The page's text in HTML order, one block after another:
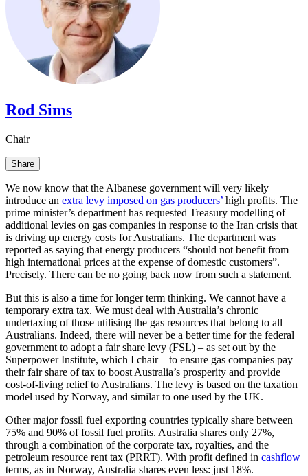
Rod Sims​​​​‌ ‍ ​‍​‍‌‍ ‌ ​‍‌‍‍‌‌‍‌ ‌‍‍‌‌‍ ‍​‍​‍​ ‍‍​‍​‍‌ ​ ‌‍​‌‌‍ ‍‌‍‍‌‌ ‌​‌ ‍‌​‍ ‍‌‍‍‌‌‍ ​‍​‍​‍ ​​‍​‍‌‍‍​‌ ​‍‌‍‌‌‌‍‌‍​‍​‍​ ‍‍​‍​‍‌‍‍​‌ ‌​‌ ‌​‌ ​​​ ‍‍​‍ ​‍ ‌‍ ​‌‍ ‌‍​ ‌‍​‌‌‍ ​‌‍‍​‌‍ ‌ ​ ‌ ‌​​ ‍‍​ ​ ​ ​ ​ ​ ​ ​ ​‍ ‌‍‍‌‌‍ ‍‌ ‌​‌‍‌‌‌‍ ‍‌ ‌​​‍ ‌‍‌‌‌‍‌​‌‍‍‌‌ ‌​​‍ ‌‍ ‌‌‍ ‌‍‌​‌‍‌‌​ ‌‌ ​​‌ ​‍‌‍‌‌‌ ​ ‌‍‌‌‌‍ ‍‌ ‌​‌‍​‌‌ ‌​‌‍‍‌‌‍ ‌‍ ‍​ ‍ ‌‍‍‌‌‍‌​​ ‌​ ‌‌​ ‍​​ ‌‌​ ​‍‌‍‌​​ ‍‌​ ‌‍​ ‍​​‍ ‌​ ‍​​ ‍‌‌‍​‍​ ‌ ​‍ ‌​ ‌​​ ‍​​ ‌​‌‍‌‍​‍ ‌‌‍​‍​ ​‍​ ‍​​ ‌‍​‍ ‌​ ‍‌​ ‌‌​ ​‌‌‍​ ‌‍​‌​ ​ ​ ‍​​ ​‍‌‍​ ​ ​‌​ ‌​​ ‍‌​ ‍ ‌ ‌​‌ ‍‌‌ ​​‌‍‌‌​ ‌‌‍​‌‌ ‌‌‌ ‌​‌‍‍​‌‍ ‌ ​‍​ ‍ ‌ ​​‌‍​‌‌ ‌​‌‍‍​​ ‌‌‍ ‍‌‍​‌‌‍ ‌‌‍‌‌​ ‌‍​‍‌‍​‌‌ ​ ‌‍‌‌‌‌‌‌‌ ​‍‌‍ ​​ ‌‌‍‍​‌ ‌​‌ ‌​‌ ​​​‍‌‌​ ​ ‌​​‌​‍‌‌​ ​‍‌​‌‍​‍‌‌​ ​‍‌​‌‍‌‍ ​‌‍ ‌‍​ ‌‍​‌‌‍ ​‌‍‍​‌‍ ‌ ​ ‌ ‌​​‍‌‌​ ​ ‌​​‌​ ​ ​ ​ ​ ​ ​ ​ ​‍‌‍‌‍‍‌‌‍‌​​ ‌​ ‌‌​ ‍​​ ‌‌​ ​‍‌‍‌​​ ‍‌​ ‌‍​ ‍​​‍ ‌​ ‍​​ ‍‌‌‍​‍​ ‌ ​‍ ‌​ ‌​​ ‍​​ ‌​‌‍‌‍​‍ ‌‌‍​‍​ ​‍​ ‍​​ ‌‍​‍ ‌​ ‍‌​ ‌‌​ ​‌‌‍​ ‌‍​‌​ ​ ​ ‍​​ ​‍‌‍​ ​ ​‌​ ‌​​ ‍‌​‍‌‍‌ ‌​‌ ‍‌‌ ​​‌‍‌‌​ ‌‌‍​‌‌ ‌‌‌ ‌​‌‍‍​‌‍ ‌ ​‍​‍‌‍‌ ​​‌‍​‌‌ ‌​‌‍‍​​ ‌‌‍ ‍‌‍​‌‌‍ ‌‌‍‌‌​‍‌‍‌ ​​‌‍‌‌‌ ​‍‌ ​ ‌ ​​‌‍‌‌‌‍​ ‌ ‌​‌‍‍‌‌ ‌‍‌‍‌‌​ ‌‌ ​​‌ ‌‌‌‍​‍‌‍ ​‌‍‍‌‌ ​ ‌‍‍​‌‍‌‌‌‍‌​​‍​‍‌ ‌
Chair​​​​‌ ‍ ​‍​‍‌‍ ‌ ​‍‌‍‍‌‌‍‌ ‌‍‍‌‌‍ ‍​‍​‍​ ‍‍​‍​‍‌ ​ ‌‍​‌‌‍ ‍‌‍‍‌‌ ‌​‌ ‍‌​‍ ‍‌‍‍‌‌‍ ​‍​‍​‍ ​​‍​‍‌‍‍​‌ ​‍‌‍‌‌‌‍‌‍​‍​‍​ ‍‍​‍​‍‌‍‍​‌ ‌​‌ ‌​‌ ​​​ ‍‍​‍ ​‍ ‌‍ ​‌‍ ‌‍​ ‌‍​‌‌‍ ​‌‍‍​‌‍ ‌ ​ ‌ ‌​​ ‍‍​ ​ ​ ​ ​ ​ ​ ​ ​‍ ‌‍‍‌‌‍ ‍‌ ‌​‌‍‌‌‌‍ ‍‌ ‌​​‍ ‌‍‌‌‌‍‌​‌‍‍‌‌ ‌​​‍ ‌‍ ‌‌‍ ‌‍‌​‌‍‌‌​ ‌‌ ​​‌ ​‍‌‍‌‌‌ ​ ‌‍‌‌‌‍ ‍‌ ‌​‌‍​‌‌ ‌​‌‍‍‌‌‍ ‌‍ ‍​ ‍ ‌‍‍‌‌‍‌​​ ‌​ ‌‌​ ‍​​ ‌‌​ ​‍‌‍‌​​ ‍‌​ ‌‍​ ‍​​‍ ‌​ ‍​​ ‍‌‌‍​‍​ ‌ ​‍ ‌​ ‌​​ ‍​​ ‌​‌‍‌‍​‍ ‌‌‍​‍​ ​‍​ ‍​​ ‌‍​‍ ‌​ ‍‌​ ‌‌​ ​‌‌‍​ ‌‍​‌​ ​ ​ ‍​​ ​‍‌‍​ ​ ​‌​ ‌​​ ‍‌​ ‍ ‌ ‌​‌ ‍‌‌ ​​‌‍‌‌​ ‌‌‍​‌‌ ‌‌‌ ‌​‌‍‍​‌‍ ‌ ​‍​ ‍ ‌ ​​‌‍​‌‌ ‌​‌‍‍​​ ‌‌ ‌​‌‍‍‌‌ ‌​‌‍ ​‌‍‌‌​ ‌‍​‍‌‍​‌‌ ​ ‌‍‌‌‌‌‌‌‌ ​‍‌‍ ​​ ‌‌‍‍​‌ ‌​‌ ‌​‌ ​​​‍‌‌​ ​ ‌​​‌​‍‌‌​ ​‍‌​‌‍​‍‌‌​ ​‍‌​‌‍‌‍ ​‌‍ ‌‍​ ‌‍​‌‌‍ ​‌‍‍​‌‍ ‌ ​ ‌ ‌​​‍‌‌​ ​ ‌​​‌​ ​ ​ ​ ​ ​ ​ ​ ​‍‌‍‌‍‍‌‌‍‌​​ ‌​ ‌‌​ ‍​​ ‌‌​ ​‍‌‍‌​​ ‍‌​ ‌‍​ ‍​​‍ ‌​ ‍​​ ‍‌‌‍​‍​ ‌ ​‍ ‌​ ‌​​ ‍​​ ‌​‌‍‌‍​‍ ‌‌‍​‍​ ​‍​ ‍​​ ‌‍​‍ ‌​ ‍‌​ ‌‌​ ​‌‌‍​ ‌‍​‌​ ​ ​ ‍​​ ​‍‌‍​ ​ ​‌​ ‌​​ ‍‌​‍‌‍‌ ‌​‌ ‍‌‌ ​​‌‍‌‌​ ‌‌‍​‌‌ ‌‌‌ ‌​‌‍‍​‌‍ ‌ ​‍​‍‌‍‌ ​​‌‍​‌‌ ‌​‌‍‍​​ ‌‌ ‌​‌‍‍‌‌ ‌​‌‍ ​‌‍‌‌​‍‌‍‌ ​​‌‍‌‌‌ ​‍‌ ​ ‌ ​​‌‍‌‌‌‍​ ‌ ‌​‌‍‍‌‌ ‌‍‌‍‌‌​ ‌‌ ​​‌ ‌‌‌‍​‍‌‍ ​‌‍‍‌‌ ​ ‌‍‍​‌‍‌‌‌‍‌​​‍​‍‌ ‌
Share
We now know that the Albanese government will very likely
introduce an ​​​​‌ ‍ ​‍​‍‌‍ ‌ ​‍‌‍‍‌‌‍‌ ‌‍‍‌‌‍ ‍​‍​‍​ ‍‍​‍​‍‌ ​ ‌‍​‌‌‍ ‍‌‍‍‌‌ ‌​‌ ‍‌​‍ ‍‌‍‍‌‌‍ ​‍​‍​‍ ​​‍​‍‌‍‍​‌ ​‍‌‍‌‌‌‍‌‍​‍​‍​ ‍‍​‍​‍‌‍‍​‌ ‌​‌ ‌​‌ ​​​ ‍‍​‍ ​‍ ‌‍ ​‌‍ ‌‍​ ‌‍​‌‌‍ ​‌‍‍​‌‍ ‌ ​ ‌ ‌​​ ‍‍​ ​ ​ ​ ​ ​ ​ ​ ​‍ ‌‍‍‌‌‍ ‍‌ ‌​‌‍‌‌‌‍ ‍‌ ‌​​‍ ‌‍‌‌‌‍‌​‌‍‍‌‌ ‌​​‍ ‌‍ ‌‌‍ ‌‍‌​‌‍‌‌​ ‌‌ ​​‌ ​‍‌‍‌‌‌ ​ ‌‍‌‌‌‍ ‍‌ ‌​‌‍​‌‌ ‌​‌‍‍‌‌‍ ‌‍ ‍​ ‍ ‌‍‍‌‌‍‌​​ ‌​ ​​​ ​‍‌‍​ ​ ‌ ‌‍‌​​ ‌‍‌‍​ ​ ‍‌​‍ ‌​ ‌​‌‍‌‍​ ​​​ ‌‌​‍ ‌​ ‌​​ ​‌​ ‌‍​ ‌ ​‍ ‌‌‍​‍‌‍​‍​ ‌‌​ ‌‍​‍ ‌‌‍​‍​ ​‍​ ​‌‌‍‌‍‌‍​‌‌‍​ ​ ‌‍‌‍‌‍‌‍​‍​ ​‍​ ‌‍​ ​​​ ‍ ‌ ‌​‌ ‍‌‌ ​​‌‍‌‌​ ‌‌‍ ‍‌‍‌‌‌ ‌ ‌ ​ ​ ‍ ‌ ​​‌‍​‌‌ ‌​‌‍‍​​ ‌‌‍​ ‌‍ ‌‍ ‍‌ ‌​‌‍‌‌‌‍ ‍‌ ‌​​‍‌‌​ ‌‌‌​​‍‌‌ ‌‍‍ ‌‍‌‌‌ ‍‌​‍‌‌​ ​ ‌​‌​​‍‌‌​ ​ ‌​‌​​‍‌‌​ ​‍​ ​‍​ ‌‌‌‍‌​​ ​‍‌‍​‌​ ‌‍​ ​‌‌‍‌‍‌‍​‍​ ‍‌​ ​​‌‍‌​​ ​ ​‍‌‌​ ​‍​ ​‍​‍‌‌​ ‌‌‌​‌​​‍ ‍‌‍​ ‌‍‍​‌‍‍‌‌‍ ​‌‍‌​‌ ​‍‌‍‌‌‌‍ ‍​‍‌‌​ ‌‌‌​​‍‌‌ ‌‍‍ ‌‍‌‌‌ ‍‌​‍‌‌​ ​ ‌​‌​​‍‌‌​ ​ ‌​‌​​‍‌‌​ ​‍​ ​‍​ ​‌​ ‌​​ ​‍​ ‌ ​ ‌ ​ ‌​‌‍‌‍​ ‌ ​ ‌‍‌‍‌​​ ‌‌​ ‍​​‍‌‌​ ​‍​ ​‍​‍‌‌​ ‌‌‌​‌​​‍ ‍‌ ‌​‌‍‌‌‌ ‍​‌ ‌​​ ‌‍​‍‌‍​‌‌ ​ ‌‍‌‌‌‌‌‌‌ ​‍‌‍ ​​ ‌‌‍‍​‌ ‌​‌ ‌​‌ ​​​‍‌‌​ ​ ‌​​‌​‍‌‌​ ​‍‌​‌‍​‍‌‌​ ​‍‌​‌‍‌‍ ​‌‍ ‌‍​ ‌‍​‌‌‍ ​‌‍‍​‌‍ ‌ ​ ‌ ‌​​‍‌‌​ ​ ‌​​‌​ ​ ​ ​ ​ ​ ​ ​ ​‍‌‍‌‍‍‌‌‍‌​​ ‌​ ​​​ ​‍‌‍​ ​ ‌ ‌‍‌​​ ‌‍‌‍​ ​ ‍‌​‍ ‌​ ‌​‌‍‌‍​ ​​​ ‌‌​‍ ‌​ ‌​​ ​‌​ ‌‍​ ‌ ​‍ ‌‌‍​‍‌‍​‍​ ‌‌​ ‌‍​‍ ‌‌‍​‍​ ​‍​ ​‌‌‍‌‍‌‍​‌‌‍​ ​ ‌‍‌‍‌‍‌‍​‍​ ​‍​ ‌‍​ ​​​‍‌‍‌ ‌​‌ ‍‌‌ ​​‌‍‌‌​ ‌‌‍ ‍‌‍‌‌‌ ‌ ‌ ​ ​‍‌‍‌ ​​‌‍​‌‌ ‌​‌‍‍​​ ‌‌‍​ ‌‍ ‌‍ ‍‌ ‌​‌‍‌‌‌‍ ‍‌ ‌​​‍‌‌​ ‌‌‌​​‍‌‌ ‌‍‍ ‌‍‌‌‌ ‍‌​‍‌‌​ ​ ‌​‌​​‍‌‌​ ​ ‌​‌​​‍‌‌​ ​‍​ ​‍​ ‌‌‌‍‌​​ ​‍‌‍​‌​ ‌‍​ ​‌‌‍‌‍‌‍​‍​ ‍‌​ ​​‌‍‌​​ ​ ​‍‌‌​ ​‍​ ​‍​‍‌‌​ ‌‌‌​‌​​‍ ‍‌‍​ ‌‍‍​‌‍‍‌‌‍ ​‌‍‌​‌ ​‍‌‍‌‌‌‍ ‍​‍‌‌​ ‌‌‌​​‍‌‌ ‌‍‍ ‌‍‌‌‌ ‍‌​‍‌‌​ ​ ‌​‌​​‍‌‌​ ​ ‌​‌​​‍‌‌​ ​‍​ ​‍​ ​‌​ ‌​​ ​‍​ ‌ ​ ‌ ​ ‌​‌‍‌‍​ ‌ ​ ‌‍‌‍‌​​ ‌‌​ ‍​​‍‌‌​ ​‍​ ​‍​‍‌‌​ ‌‌‌​‌​​‍ ‍‌ ‌​‌‍‌‌‌ ‍​‌ ‌​​‍‌‍‌ ​​‌‍‌‌‌ ​‍‌ ​ ‌ ​​‌‍‌‌‌‍​ ‌ ‌​‌‍‍‌‌ ‌‍‌‍‌‌​ ‌‌ ​​‌ ‌‌‌‍​‍‌‍ ​‌‍‍‌‌ ​ ‌‍‍​‌‍‌‌‌‍‌​​‍​‍‌ ‌ extra levy imposed on gas producers’​​​​‌ ‍ ​‍​‍‌‍ ‌ ​‍‌‍‍‌‌‍‌ ‌‍‍‌‌‍ ‍​‍​‍​ ‍‍​‍​‍‌ ​ ‌‍​‌‌‍ ‍‌‍‍‌‌ ‌​‌ ‍‌​‍ ‍‌‍‍‌‌‍ ​‍​‍​‍ ​​‍​‍‌‍‍​‌ ​‍‌‍‌‌‌‍‌‍​‍​‍​ ‍‍​‍​‍‌‍‍​‌ ‌​‌ ‌​‌ ​​​ ‍‍​‍ ​‍ ‌‍ ​‌‍ ‌‍​ ‌‍​‌‌‍ ​‌‍‍​‌‍ ‌ ​ ‌ ‌​​ ‍‍​ ​ ​ ​ ​ ​ ​ ​ ​‍ ‌‍‍‌‌‍ ‍‌ ‌​‌‍‌‌‌‍ ‍‌ ‌​​‍ ‌‍‌‌‌‍‌​‌‍‍‌‌ ‌​​‍ ‌‍ ‌‌‍ ‌‍‌​‌‍‌‌​ ‌‌ ​​‌ ​‍‌‍‌‌‌ ​ ‌‍‌‌‌‍ ‍‌ ‌​‌‍​‌‌ ‌​‌‍‍‌‌‍ ‌‍ ‍​ ‍ ‌‍‍‌‌‍‌​​ ‌​ ​​​ ​‍‌‍​ ​ ‌ ‌‍‌​​ ‌‍‌‍​ ​ ‍‌​‍ ‌​ ‌​‌‍‌‍​ ​​​ ‌‌​‍ ‌​ ‌​​ ​‌​ ‌‍​ ‌ ​‍ ‌‌‍​‍‌‍​‍​ ‌‌​ ‌‍​‍ ‌‌‍​‍​ ​‍​ ​‌‌‍‌‍‌‍​‌‌‍​ ​ ‌‍‌‍‌‍‌‍​‍​ ​‍​ ‌‍​ ​​​ ‍ ‌ ‌​‌ ‍‌‌ ​​‌‍‌‌​ ‌‌‍ ‍‌‍‌‌‌ ‌ ‌ ​ ​ ‍ ‌ ​​‌‍​‌‌ ‌​‌‍‍​​ ‌‌‍​ ‌‍ ‌‍ ‍‌ ‌​‌‍‌‌‌‍ ‍‌ ‌​​‍‌‌​ ‌‌‌​​‍‌‌ ‌‍‍ ‌‍‌‌‌ ‍‌​‍‌‌​ ​ ‌​‌​​‍‌‌​ ​ ‌​‌​​‍‌‌​ ​‍​ ​‍​ ‌‌‌‍‌​​ ​‍‌‍​‌​ ‌‍​ ​‌‌‍‌‍‌‍​‍​ ‍‌​ ​​‌‍‌​​ ​ ​‍‌‌​ ​‍​ ​‍​‍‌‌​ ‌‌‌​‌​​‍ ‍‌‍​ ‌‍‍​‌‍‍‌‌‍ ​‌‍‌​‌ ​‍‌‍‌‌‌‍ ‍​‍‌‌​ ‌‌‌​​‍‌‌ ‌‍‍ ‌‍‌‌‌ ‍‌​‍‌‌​ ​ ‌​‌​​‍‌‌​ ​ ‌​‌​​‍‌‌​ ​‍​ ​‍‌‍‌‍‌‍‌‌​ ​‌​ ‌‌‌‍‌​​ ‍​​ ‌​​ ‌​​ ‌‌​ ​‍‌‍​‌‌‍​‌​‍‌‌​ ​‍​ ​‍​‍‌‌​ ‌‌‌​‌​​‍ ‍‌ ‌​‌‍‌‌‌ ‍​‌ ‌​​ ‌‍​‍‌‍​‌‌ ​ ‌‍‌‌‌‌‌‌‌ ​‍‌‍ ​​ ‌‌‍‍​‌ ‌​‌ ‌​‌ ​​​‍‌‌​ ​ ‌​​‌​‍‌‌​ ​‍‌​‌‍​‍‌‌​ ​‍‌​‌‍‌‍ ​‌‍ ‌‍​ ‌‍​‌‌‍ ​‌‍‍​‌‍ ‌ ​ ‌ ‌​​‍‌‌​ ​ ‌​​‌​ ​ ​ ​ ​ ​ ​ ​ ​‍‌‍‌‍‍‌‌‍‌​​ ‌​ ​​​ ​‍‌‍​ ​ ‌ ‌‍‌​​ ‌‍‌‍​ ​ ‍‌​‍ ‌​ ‌​‌‍‌‍​ ​​​ ‌‌​‍ ‌​ ‌​​ ​‌​ ‌‍​ ‌ ​‍ ‌‌‍​‍‌‍​‍​ ‌‌​ ‌‍​‍ ‌‌‍​‍​ ​‍​ ​‌‌‍‌‍‌‍​‌‌‍​ ​ ‌‍‌‍‌‍‌‍​‍​ ​‍​ ‌‍​ ​​​‍‌‍‌ ‌​‌ ‍‌‌ ​​‌‍‌‌​ ‌‌‍ ‍‌‍‌‌‌ ‌ ‌ ​ ​‍‌‍‌ ​​‌‍​‌‌ ‌​‌‍‍​​ ‌‌‍​ ‌‍ ‌‍ ‍‌ ‌​‌‍‌‌‌‍ ‍‌ ‌​​‍‌‌​ ‌‌‌​​‍‌‌ ‌‍‍ ‌‍‌‌‌ ‍‌​‍‌‌​ ​ ‌​‌​​‍‌‌​ ​ ‌​‌​​‍‌‌​ ​‍​ ​‍​ ‌‌‌‍‌​​ ​‍‌‍​‌​ ‌‍​ ​‌‌‍‌‍‌‍​‍​ ‍‌​ ​​‌‍‌​​ ​ ​‍‌‌​ ​‍​ ​‍​‍‌‌​ ‌‌‌​‌​​‍ ‍‌‍​ ‌‍‍​‌‍‍‌‌‍ ​‌‍‌​‌ ​‍‌‍‌‌‌‍ ‍​‍‌‌​ ‌‌‌​​‍‌‌ ‌‍‍ ‌‍‌‌‌ ‍‌​‍‌‌​ ​ ‌​‌​​‍‌‌​ ​ ‌​‌​​‍‌‌​ ​‍​ ​‍‌‍‌‍‌‍‌‌​ ​‌​ ‌‌‌‍‌​​ ‍​​ ‌​​ ‌​​ ‌‌​ ​‍‌‍​‌‌‍​‌​‍‌‌​ ​‍​ ​‍​‍‌‌​ ‌‌‌​‌​​‍ ‍‌ ‌​‌‍‌‌‌ ‍​‌ ‌​​‍‌‍‌ ​​‌‍‌‌‌ ​‍‌ ​ ‌ ​​‌‍‌‌‌‍​ ‌ ‌​‌‍‍‌‌ ‌‍‌‍‌‌​ ‌‌ ​​‌ ‌‌‌‍​‍‌‍ ​‌‍‍‌‌ ​ ‌‍‍​‌‍‌‌‌‍‌​​‍​‍‌ ‌ high profits. The
prime minister’s department has requested Treasury modelling of
additional levies on gas companies in response to the Iran crisis that
is driving up energy costs for Australians. The department was
reported as saying that energy producers “should not benefit from
high international prices at the expense of domestic customers”.
Precisely. There can be no going back now from such a statement.​​​​‌ ‍ ​‍​‍‌‍ ‌ ​‍‌‍‍‌‌‍‌ ‌‍‍‌‌‍ ‍​‍​‍​ ‍‍​‍​‍‌ ​ ‌‍​‌‌‍ ‍‌‍‍‌‌ ‌​‌ ‍‌​‍ ‍‌‍‍‌‌‍ ​‍​‍​‍ ​​‍​‍‌‍‍​‌ ​‍‌‍‌‌‌‍‌‍​‍​‍​ ‍‍​‍​‍‌‍‍​‌ ‌​‌ ‌​‌ ​​​ ‍‍​‍ ​‍ ‌‍ ​‌‍ ‌‍​ ‌‍​‌‌‍ ​‌‍‍​‌‍ ‌ ​ ‌ ‌​​ ‍‍​ ​ ​ ​ ​ ​ ​ ​ ​‍ ‌‍‍‌‌‍ ‍‌ ‌​‌‍‌‌‌‍ ‍‌ ‌​​‍ ‌‍‌‌‌‍‌​‌‍‍‌‌ ‌​​‍ ‌‍ ‌‌‍ ‌‍‌​‌‍‌‌​ ‌‌ ​​‌ ​‍‌‍‌‌‌ ​ ‌‍‌‌‌‍ ‍‌ ‌​‌‍​‌‌ ‌​‌‍‍‌‌‍ ‌‍ ‍​ ‍ ‌‍‍‌‌‍‌​​ ‌​ ​​​ ​‍‌‍​ ​ ‌ ‌‍‌​​ ‌‍‌‍​ ​ ‍‌​‍ ‌​ ‌​‌‍‌‍​ ​​​ ‌‌​‍ ‌​ ‌​​ ​‌​ ‌‍​ ‌ ​‍ ‌‌‍​‍‌‍​‍​ ‌‌​ ‌‍​‍ ‌‌‍​‍​ ​‍​ ​‌‌‍‌‍‌‍​‌‌‍​ ​ ‌‍‌‍‌‍‌‍​‍​ ​‍​ ‌‍​ ​​​ ‍ ‌ ‌​‌ ‍‌‌ ​​‌‍‌‌​ ‌‌‍ ‍‌‍‌‌‌ ‌ ‌ ​ ​ ‍ ‌ ​​‌‍​‌‌ ‌​‌‍‍​​ ‌‌‍​ ‌‍ ‌‍ ‍‌ ‌​‌‍‌‌‌‍ ‍‌ ‌​​‍‌‌​ ‌‌‌​​‍‌‌ ‌‍‍ ‌‍‌‌‌ ‍‌​‍‌‌​ ​ ‌​‌​​‍‌‌​ ​ ‌​‌​​‍‌‌​ ​‍​ ​‍​ ‌‌‌‍‌​​ ​‍‌‍​‌​ ‌‍​ ​‌‌‍‌‍‌‍​‍​ ‍‌​ ​​‌‍‌​​ ​ ​‍‌‌​ ​‍​ ​‍​‍‌‌​ ‌‌‌​‌​​‍ ‍‌‍​ ‌‍‍​‌‍‍‌‌‍ ​‌‍‌​‌ ​‍‌‍‌‌‌‍ ‍​‍‌‌​ ‌‌‌​​‍‌‌ ‌‍‍ ‌‍‌‌‌ ‍‌​‍‌‌​ ​ ‌​‌​​‍‌‌​ ​ ‌​‌​​‍‌‌​ ​‍​ ​‍‌‍​‍​ ​ ‌‍‌​​ ‍‌​ ‍‌‌‍‌​​ ​‌​ ‌‍​ ‌‍​ ​‍​ ​‌​ ‍‌​‍‌‌​ ​‍​ ​‍​‍‌‌​ ‌‌‌​‌​​‍ ‍‌ ‌​‌‍‌‌‌ ‍​‌ ‌​​ ‌‍​‍‌‍​‌‌ ​ ‌‍‌‌‌‌‌‌‌ ​‍‌‍ ​​ ‌‌‍‍​‌ ‌​‌ ‌​‌ ​​​‍‌‌​ ​ ‌​​‌​‍‌‌​ ​‍‌​‌‍​‍‌‌​ ​‍‌​‌‍‌‍ ​‌‍ ‌‍​ ‌‍​‌‌‍ ​‌‍‍​‌‍ ‌ ​ ‌ ‌​​‍‌‌​ ​ ‌​​‌​ ​ ​ ​ ​ ​ ​ ​ ​‍‌‍‌‍‍‌‌‍‌​​ ‌​ ​​​ ​‍‌‍​ ​ ‌ ‌‍‌​​ ‌‍‌‍​ ​ ‍‌​‍ ‌​ ‌​‌‍‌‍​ ​​​ ‌‌​‍ ‌​ ‌​​ ​‌​ ‌‍​ ‌ ​‍ ‌‌‍​‍‌‍​‍​ ‌‌​ ‌‍​‍ ‌‌‍​‍​ ​‍​ ​‌‌‍‌‍‌‍​‌‌‍​ ​ ‌‍‌‍‌‍‌‍​‍​ ​‍​ ‌‍​ ​​​‍‌‍‌ ‌​‌ ‍‌‌ ​​‌‍‌‌​ ‌‌‍ ‍‌‍‌‌‌ ‌ ‌ ​ ​‍‌‍‌ ​​‌‍​‌‌ ‌​‌‍‍​​ ‌‌‍​ ‌‍ ‌‍ ‍‌ ‌​‌‍‌‌‌‍ ‍‌ ‌​​‍‌‌​ ‌‌‌​​‍‌‌ ‌‍‍ ‌‍‌‌‌ ‍‌​‍‌‌​ ​ ‌​‌​​‍‌‌​ ​ ‌​‌​​‍‌‌​ ​‍​ ​‍​ ‌‌‌‍‌​​ ​‍‌‍​‌​ ‌‍​ ​‌‌‍‌‍‌‍​‍​ ‍‌​ ​​‌‍‌​​ ​ ​‍‌‌​ ​‍​ ​‍​‍‌‌​ ‌‌‌​‌​​‍ ‍‌‍​ ‌‍‍​‌‍‍‌‌‍ ​‌‍‌​‌ ​‍‌‍‌‌‌‍ ‍​‍‌‌​ ‌‌‌​​‍‌‌ ‌‍‍ ‌‍‌‌‌ ‍‌​‍‌‌​ ​ ‌​‌​​‍‌‌​ ​ ‌​‌​​‍‌‌​ ​‍​ ​‍‌‍​‍​ ​ ‌‍‌​​ ‍‌​ ‍‌‌‍‌​​ ​‌​ ‌‍​ ‌‍​ ​‍​ ​‌​ ‍‌​‍‌‌​ ​‍​ ​‍​‍‌‌​ ‌‌‌​‌​​‍ ‍‌ ‌​‌‍‌‌‌ ‍​‌ ‌​​‍‌‍‌ ​​‌‍‌‌‌ ​‍‌ ​ ‌ ​​‌‍‌‌‌‍​ ‌ ‌​‌‍‍‌‌ ‌‍‌‍‌‌​ ‌‌ ​​‌ ‌‌‌‍​‍‌‍ ​‌‍‍‌‌ ​ ‌‍‍​‌‍‌‌‌‍‌​​‍​‍‌ ‌
But this is also a time for longer term thinking. We cannot have a
temporary extra tax. We must deal with Australia’s chronic
undertaxing of those utilising the gas resources that belong to all
Australians. Indeed, there will never be a better time for the federal
government to adopt a fair share levy (FSL) – as set out by the
Superpower Institute, which I chair – to ensure gas companies pay
their fair share of tax to boost Australia’s prosperity and provide
cost-of-living relief to Australians. The levy is based on the taxation
model used by Norway, and similar to one used by the UK.​​​​‌ ‍ ​‍​‍‌‍ ‌ ​‍‌‍‍‌‌‍‌ ‌‍‍‌‌‍ ‍​‍​‍​ ‍‍​‍​‍‌ ​ ‌‍​‌‌‍ ‍‌‍‍‌‌ ‌​‌ ‍‌​‍ ‍‌‍‍‌‌‍ ​‍​‍​‍ ​​‍​‍‌‍‍​‌ ​‍‌‍‌‌‌‍‌‍​‍​‍​ ‍‍​‍​‍‌‍‍​‌ ‌​‌ ‌​‌ ​​​ ‍‍​‍ ​‍ ‌‍ ​‌‍ ‌‍​ ‌‍​‌‌‍ ​‌‍‍​‌‍ ‌ ​ ‌ ‌​​ ‍‍​ ​ ​ ​ ​ ​ ​ ​ ​‍ ‌‍‍‌‌‍ ‍‌ ‌​‌‍‌‌‌‍ ‍‌ ‌​​‍ ‌‍‌‌‌‍‌​‌‍‍‌‌ ‌​​‍ ‌‍ ‌‌‍ ‌‍‌​‌‍‌‌​ ‌‌ ​​‌ ​‍‌‍‌‌‌ ​ ‌‍‌‌‌‍ ‍‌ ‌​‌‍​‌‌ ‌​‌‍‍‌‌‍ ‌‍ ‍​ ‍ ‌‍‍‌‌‍‌​​ ‌​ ​​​ ​‍‌‍​ ​ ‌ ‌‍‌​​ ‌‍‌‍​ ​ ‍‌​‍ ‌​ ‌​‌‍‌‍​ ​​​ ‌‌​‍ ‌​ ‌​​ ​‌​ ‌‍​ ‌ ​‍ ‌‌‍​‍‌‍​‍​ ‌‌​ ‌‍​‍ ‌‌‍​‍​ ​‍​ ​‌‌‍‌‍‌‍​‌‌‍​ ​ ‌‍‌‍‌‍‌‍​‍​ ​‍​ ‌‍​ ​​​ ‍ ‌ ‌​‌ ‍‌‌ ​​‌‍‌‌​ ‌‌‍ ‍‌‍‌‌‌ ‌ ‌ ​ ​ ‍ ‌ ​​‌‍​‌‌ ‌​‌‍‍​​ ‌‌‍​ ‌‍ ‌‍ ‍‌ ‌​‌‍‌‌‌‍ ‍‌ ‌​​‍‌‌​ ‌‌‌​​‍‌‌ ‌‍‍ ‌‍‌‌‌ ‍‌​‍‌‌​ ​ ‌​‌​​‍‌‌​ ​ ‌​‌​​‍‌‌​ ​‍​ ​‍‌‍​ ‌‍​‌​ ‌ ​ ‍‌​ ‌ ​ ‍​‌‍‌‌‌‍​‍​ ​​​ ‌‍​ ​ ​ ‍​​‍‌‌​ ​‍​ ​‍​‍‌‌​ ‌‌‌​‌​​‍ ‍‌‍​ ‌‍‍​‌‍‍‌‌‍ ​‌‍‌​‌ ​‍‌‍‌‌‌‍ ‍​‍‌‌​ ‌‌‌​​‍‌‌ ‌‍‍ ‌‍‌‌‌ ‍‌​‍‌‌​ ​ ‌​‌​​‍‌‌​ ​ ‌​‌​​‍‌‌​ ​‍​ ​‍‌‍‌​‌‍​‍‌‍​ ‌‍​‍​ ‍‌‌‍‌​‌‍‌‍​ ​​​ ​ ​ ‍‌‌‍​‌​ ​‌​‍‌‌​ ​‍​ ​‍​‍‌‌​ ‌‌‌​‌​​‍ ‍‌ ‌​‌‍‌‌‌ ‍​‌ ‌​​ ‌‍​‍‌‍​‌‌ ​ ‌‍‌‌‌‌‌‌‌ ​‍‌‍ ​​ ‌‌‍‍​‌ ‌​‌ ‌​‌ ​​​‍‌‌​ ​ ‌​​‌​‍‌‌​ ​‍‌​‌‍​‍‌‌​ ​‍‌​‌‍‌‍ ​‌‍ ‌‍​ ‌‍​‌‌‍ ​‌‍‍​‌‍ ‌ ​ ‌ ‌​​‍‌‌​ ​ ‌​​‌​ ​ ​ ​ ​ ​ ​ ​ ​‍‌‍‌‍‍‌‌‍‌​​ ‌​ ​​​ ​‍‌‍​ ​ ‌ ‌‍‌​​ ‌‍‌‍​ ​ ‍‌​‍ ‌​ ‌​‌‍‌‍​ ​​​ ‌‌​‍ ‌​ ‌​​ ​‌​ ‌‍​ ‌ ​‍ ‌‌‍​‍‌‍​‍​ ‌‌​ ‌‍​‍ ‌‌‍​‍​ ​‍​ ​‌‌‍‌‍‌‍​‌‌‍​ ​ ‌‍‌‍‌‍‌‍​‍​ ​‍​ ‌‍​ ​​​‍‌‍‌ ‌​‌ ‍‌‌ ​​‌‍‌‌​ ‌‌‍ ‍‌‍‌‌‌ ‌ ‌ ​ ​‍‌‍‌ ​​‌‍​‌‌ ‌​‌‍‍​​ ‌‌‍​ ‌‍ ‌‍ ‍‌ ‌​‌‍‌‌‌‍ ‍‌ ‌​​‍‌‌​ ‌‌‌​​‍‌‌ ‌‍‍ ‌‍‌‌‌ ‍‌​‍‌‌​ ​ ‌​‌​​‍‌‌​ ​ ‌​‌​​‍‌‌​ ​‍​ ​‍‌‍​ ‌‍​‌​ ‌ ​ ‍‌​ ‌ ​ ‍​‌‍‌‌‌‍​‍​ ​​​ ‌‍​ ​ ​ ‍​​‍‌‌​ ​‍​ ​‍​‍‌‌​ ‌‌‌​‌​​‍ ‍‌‍​ ‌‍‍​‌‍‍‌‌‍ ​‌‍‌​‌ ​‍‌‍‌‌‌‍ ‍​‍‌‌​ ‌‌‌​​‍‌‌ ‌‍‍ ‌‍‌‌‌ ‍‌​‍‌‌​ ​ ‌​‌​​‍‌‌​ ​ ‌​‌​​‍‌‌​ ​‍​ ​‍‌‍‌​‌‍​‍‌‍​ ‌‍​‍​ ‍‌‌‍‌​‌‍‌‍​ ​​​ ​ ​ ‍‌‌‍​‌​ ​‌​‍‌‌​ ​‍​ ​‍​‍‌‌​ ‌‌‌​‌​​‍ ‍‌ ‌​‌‍‌‌‌ ‍​‌ ‌​​‍‌‍‌ ​​‌‍‌‌‌ ​‍‌ ​ ‌ ​​‌‍‌‌‌‍​ ‌ ‌​‌‍‍‌‌ ‌‍‌‍‌‌​ ‌‌ ​​‌ ‌‌‌‍​‍‌‍ ​‌‍‍‌‌ ​ ‌‍‍​‌‍‌‌‌‍‌​​‍​‍‌ ‌
Other major fossil fuel exporting countries typically share between
75% and 90% of fossil fuel profits. Australia shares only 27%,
through a combination of the corporate tax, royalties, and the
petroleum resource rent tax (PRRT). With profit defined in ​​​​‌ ‍ ​‍​‍‌‍ ‌ ​‍‌‍‍‌‌‍‌ ‌‍‍‌‌‍ ‍​‍​‍​ ‍‍​‍​‍‌ ​ ‌‍​‌‌‍ ‍‌‍‍‌‌ ‌​‌ ‍‌​‍ ‍‌‍‍‌‌‍ ​‍​‍​‍ ​​‍​‍‌‍‍​‌ ​‍‌‍‌‌‌‍‌‍​‍​‍​ ‍‍​‍​‍‌‍‍​‌ ‌​‌ ‌​‌ ​​​ ‍‍​‍ ​‍ ‌‍ ​‌‍ ‌‍​ ‌‍​‌‌‍ ​‌‍‍​‌‍ ‌ ​ ‌ ‌​​ ‍‍​ ​ ​ ​ ​ ​ ​ ​ ​‍ ‌‍‍‌‌‍ ‍‌ ‌​‌‍‌‌‌‍ ‍‌ ‌​​‍ ‌‍‌‌‌‍‌​‌‍‍‌‌ ‌​​‍ ‌‍ ‌‌‍ ‌‍‌​‌‍‌‌​ ‌‌ ​​‌ ​‍‌‍‌‌‌ ​ ‌‍‌‌‌‍ ‍‌ ‌​‌‍​‌‌ ‌​‌‍‍‌‌‍ ‌‍ ‍​ ‍ ‌‍‍‌‌‍‌​​ ‌​ ​​​ ​‍‌‍​ ​ ‌ ‌‍‌​​ ‌‍‌‍​ ​ ‍‌​‍ ‌​ ‌​‌‍‌‍​ ​​​ ‌‌​‍ ‌​ ‌​​ ​‌​ ‌‍​ ‌ ​‍ ‌‌‍​‍‌‍​‍​ ‌‌​ ‌‍​‍ ‌‌‍​‍​ ​‍​ ​‌‌‍‌‍‌‍​‌‌‍​ ​ ‌‍‌‍‌‍‌‍​‍​ ​‍​ ‌‍​ ​​​ ‍ ‌ ‌​‌ ‍‌‌ ​​‌‍‌‌​ ‌‌‍ ‍‌‍‌‌‌ ‌ ‌ ​ ​ ‍ ‌ ​​‌‍​‌‌ ‌​‌‍‍​​ ‌‌‍​ ‌‍ ‌‍ ‍‌ ‌​‌‍‌‌‌‍ ‍‌ ‌​​‍‌‌​ ‌‌‌​​‍‌‌ ‌‍‍ ‌‍‌‌‌ ‍‌​‍‌‌​ ​ ‌​‌​​‍‌‌​ ​ ‌​‌​​‍‌‌​ ​‍​ ​‍‌‍​ ​ ​ ​ ​ ​ ​​​ ‌‍​ ​ ​ ‍​​ ‌​​ ‌‍​ ‌‌‌‍‌‌‌‍‌​​‍‌‌​ ​‍​ ​‍​‍‌‌​ ‌‌‌​‌​​‍ ‍‌‍​ ‌‍‍​‌‍‍‌‌‍ ​‌‍‌​‌ ​‍‌‍‌‌‌‍ ‍​‍‌‌​ ‌‌‌​​‍‌‌ ‌‍‍ ‌‍‌‌‌ ‍‌​‍‌‌​ ​ ‌​‌​​‍‌‌​ ​ ‌​‌​​‍‌‌​ ​‍​ ​‍​ ‌​​ ​‌‌‍‌​​ ​​‌‍​‍​ ​​​ ‍​​ ​‍​ ​‍​ ‍​​ ‌ ​ ‌‌​‍‌‌​ ​‍​ ​‍​‍‌‌​ ‌‌‌​‌​​‍ ‍‌ ‌​‌‍‌‌‌ ‍​‌ ‌​​ ‌‍​‍‌‍​‌‌ ​ ‌‍‌‌‌‌‌‌‌ ​‍‌‍ ​​ ‌‌‍‍​‌ ‌​‌ ‌​‌ ​​​‍‌‌​ ​ ‌​​‌​‍‌‌​ ​‍‌​‌‍​‍‌‌​ ​‍‌​‌‍‌‍ ​‌‍ ‌‍​ ‌‍​‌‌‍ ​‌‍‍​‌‍ ‌ ​ ‌ ‌​​‍‌‌​ ​ ‌​​‌​ ​ ​ ​ ​ ​ ​ ​ ​‍‌‍‌‍‍‌‌‍‌​​ ‌​ ​​​ ​‍‌‍​ ​ ‌ ‌‍‌​​ ‌‍‌‍​ ​ ‍‌​‍ ‌​ ‌​‌‍‌‍​ ​​​ ‌‌​‍ ‌​ ‌​​ ​‌​ ‌‍​ ‌ ​‍ ‌‌‍​‍‌‍​‍​ ‌‌​ ‌‍​‍ ‌‌‍​‍​ ​‍​ ​‌‌‍‌‍‌‍​‌‌‍​ ​ ‌‍‌‍‌‍‌‍​‍​ ​‍​ ‌‍​ ​​​‍‌‍‌ ‌​‌ ‍‌‌ ​​‌‍‌‌​ ‌‌‍ ‍‌‍‌‌‌ ‌ ‌ ​ ​‍‌‍‌ ​​‌‍​‌‌ ‌​‌‍‍​​ ‌‌‍​ ‌‍ ‌‍ ‍‌ ‌​‌‍‌‌‌‍ ‍‌ ‌​​‍‌‌​ ‌‌‌​​‍‌‌ ‌‍‍ ‌‍‌‌‌ ‍‌​‍‌‌​ ​ ‌​‌​​‍‌‌​ ​ ‌​‌​​‍‌‌​ ​‍​ ​‍‌‍​ ​ ​ ​ ​ ​ ​​​ ‌‍​ ​ ​ ‍​​ ‌​​ ‌‍​ ‌‌‌‍‌‌‌‍‌​​‍‌‌​ ​‍​ ​‍​‍‌‌​ ‌‌‌​‌​​‍ ‍‌‍​ ‌‍‍​‌‍‍‌‌‍ ​‌‍‌​‌ ​‍‌‍‌‌‌‍ ‍​‍‌‌​ ‌‌‌​​‍‌‌ ‌‍‍ ‌‍‌‌‌ ‍‌​‍‌‌​ ​ ‌​‌​​‍‌‌​ ​ ‌​‌​​‍‌‌​ ​‍​ ​‍​ ‌​​ ​‌‌‍‌​​ ​​‌‍​‍​ ​​​ ‍​​ ​‍​ ​‍​ ‍​​ ‌ ​ ‌‌​‍‌‌​ ​‍​ ​‍​‍‌‌​ ‌‌‌​‌​​‍ ‍‌ ‌​‌‍‌‌‌ ‍​‌ ‌​​‍‌‍‌ ​​‌‍‌‌‌ ​‍‌ ​ ‌ ​​‌‍‌‌‌‍​ ‌ ‌​‌‍‍‌‌ ‌‍‌‍‌‌​ ‌‌ ​​‌ ‌‌‌‍​‍‌‍ ​‌‍‍‌‌ ​ ‌‍‍​‌‍‌‌‌‍‌​​‍​‍‌ ‌ cashflow​​​​‌ ‍ ​‍​‍‌‍ ‌ ​‍‌‍‍‌‌‍‌ ‌‍‍‌‌‍ ‍​‍​‍​ ‍‍​‍​‍‌ ​ ‌‍​‌‌‍ ‍‌‍‍‌‌ ‌​‌ ‍‌​‍ ‍‌‍‍‌‌‍ ​‍​‍​‍ ​​‍​‍‌‍‍​‌ ​‍‌‍‌‌‌‍‌‍​‍​‍​ ‍‍​‍​‍‌‍‍​‌ ‌​‌ ‌​‌ ​​​ ‍‍​‍ ​‍ ‌‍ ​‌‍ ‌‍​ ‌‍​‌‌‍ ​‌‍‍​‌‍ ‌ ​ ‌ ‌​​ ‍‍​ ​ ​ ​ ​ ​ ​ ​ ​‍ ‌‍‍‌‌‍ ‍‌ ‌​‌‍‌‌‌‍ ‍‌ ‌​​‍ ‌‍‌‌‌‍‌​‌‍‍‌‌ ‌​​‍ ‌‍ ‌‌‍ ‌‍‌​‌‍‌‌​ ‌‌ ​​‌ ​‍‌‍‌‌‌ ​ ‌‍‌‌‌‍ ‍‌ ‌​‌‍​‌‌ ‌​‌‍‍‌‌‍ ‌‍ ‍​ ‍ ‌‍‍‌‌‍‌​​ ‌​ ​​​ ​‍‌‍​ ​ ‌ ‌‍‌​​ ‌‍‌‍​ ​ ‍‌​‍ ‌​ ‌​‌‍‌‍​ ​​​ ‌‌​‍ ‌​ ‌​​ ​‌​ ‌‍​ ‌ ​‍ ‌‌‍​‍‌‍​‍​ ‌‌​ ‌‍​‍ ‌‌‍​‍​ ​‍​ ​‌‌‍‌‍‌‍​‌‌‍​ ​ ‌‍‌‍‌‍‌‍​‍​ ​‍​ ‌‍​ ​​​ ‍ ‌ ‌​‌ ‍‌‌ ​​‌‍‌‌​ ‌‌‍ ‍‌‍‌‌‌ ‌ ‌ ​ ​ ‍ ‌ ​​‌‍​‌‌ ‌​‌‍‍​​ ‌‌‍​ ‌‍ ‌‍ ‍‌ ‌​‌‍‌‌‌‍ ‍‌ ‌​​‍‌‌​ ‌‌‌​​‍‌‌ ‌‍‍ ‌‍‌‌‌ ‍‌​‍‌‌​ ​ ‌​‌​​‍‌‌​ ​ ‌​‌​​‍‌‌​ ​‍​ ​‍‌‍​ ​ ​ ​ ​ ​ ​​​ ‌‍​ ​ ​ ‍​​ ‌​​ ‌‍​ ‌‌‌‍‌‌‌‍‌​​‍‌‌​ ​‍​ ​‍​‍‌‌​ ‌‌‌​‌​​‍ ‍‌‍​ ‌‍‍​‌‍‍‌‌‍ ​‌‍‌​‌ ​‍‌‍‌‌‌‍ ‍​‍‌‌​ ‌‌‌​​‍‌‌ ‌‍‍ ‌‍‌‌‌ ‍‌​‍‌‌​ ​ ‌​‌​​‍‌‌​ ​ ‌​‌​​‍‌‌​ ​‍​ ​‍​ ‌‍‌‍‌‌​ ‌‌​ ‌​​ ‌ ​ ‌‍​ ‌ ​ ‍‌​ ‍​‌‍​ ‌‍‌​​ ‌​​‍‌‌​ ​‍​ ​‍​‍‌‌​ ‌‌‌​‌​​‍ ‍‌ ‌​‌‍‌‌‌ ‍​‌ ‌​​ ‌‍​‍‌‍​‌‌ ​ ‌‍‌‌‌‌‌‌‌ ​‍‌‍ ​​ ‌‌‍‍​‌ ‌​‌ ‌​‌ ​​​‍‌‌​ ​ ‌​​‌​‍‌‌​ ​‍‌​‌‍​‍‌‌​ ​‍‌​‌‍‌‍ ​‌‍ ‌‍​ ‌‍​‌‌‍ ​‌‍‍​‌‍ ‌ ​ ‌ ‌​​‍‌‌​ ​ ‌​​‌​ ​ ​ ​ ​ ​ ​ ​ ​‍‌‍‌‍‍‌‌‍‌​​ ‌​ ​​​ ​‍‌‍​ ​ ‌ ‌‍‌​​ ‌‍‌‍​ ​ ‍‌​‍ ‌​ ‌​‌‍‌‍​ ​​​ ‌‌​‍ ‌​ ‌​​ ​‌​ ‌‍​ ‌ ​‍ ‌‌‍​‍‌‍​‍​ ‌‌​ ‌‍​‍ ‌‌‍​‍​ ​‍​ ​‌‌‍‌‍‌‍​‌‌‍​ ​ ‌‍‌‍‌‍‌‍​‍​ ​‍​ ‌‍​ ​​​‍‌‍‌ ‌​‌ ‍‌‌ ​​‌‍‌‌​ ‌‌‍ ‍‌‍‌‌‌ ‌ ‌ ​ ​‍‌‍‌ ​​‌‍​‌‌ ‌​‌‍‍​​ ‌‌‍​ ‌‍ ‌‍ ‍‌ ‌​‌‍‌‌‌‍ ‍‌ ‌​​‍‌‌​ ‌‌‌​​‍‌‌ ‌‍‍ ‌‍‌‌‌ ‍‌​‍‌‌​ ​ ‌​‌​​‍‌‌​ ​ ‌​‌​​‍‌‌​ ​‍​ ​‍‌‍​ ​ ​ ​ ​ ​ ​​​ ‌‍​ ​ ​ ‍​​ ‌​​ ‌‍​ ‌‌‌‍‌‌‌‍‌​​‍‌‌​ ​‍​ ​‍​‍‌‌​ ‌‌‌​‌​​‍ ‍‌‍​ ‌‍‍​‌‍‍‌‌‍ ​‌‍‌​‌ ​‍‌‍‌‌‌‍ ‍​‍‌‌​ ‌‌‌​​‍‌‌ ‌‍‍ ‌‍‌‌‌ ‍‌​‍‌‌​ ​ ‌​‌​​‍‌‌​ ​ ‌​‌​​‍‌‌​ ​‍​ ​‍​ ‌‍‌‍‌‌​ ‌‌​ ‌​​ ‌ ​ ‌‍​ ‌ ​ ‍‌​ ‍​‌‍​ ‌‍‌​​ ‌​​‍‌‌​ ​‍​ ​‍​‍‌‌​ ‌‌‌​‌​​‍ ‍‌ ‌​‌‍‌‌‌ ‍​‌ ‌​​‍‌‍‌ ​​‌‍‌‌‌ ​‍‌ ​ ‌ ​​‌‍‌‌‌‍​ ‌ ‌​‌‍‍‌‌ ‌‍‌‍‌‌​ ‌‌ ​​‌ ‌‌‌‍​‍‌‍ ​‌‍‍‌‌ ​ ‌‍‍​‌‍‌‌‌‍‌​​‍​‍‌ ‌
terms, as in Norway, Australia shares even less: just 18%.​​​​‌ ‍ ​‍​‍‌‍ ‌ ​‍‌‍‍‌‌‍‌ ‌‍‍‌‌‍ ‍​‍​‍​ ‍‍​‍​‍‌ ​ ‌‍​‌‌‍ ‍‌‍‍‌‌ ‌​‌ ‍‌​‍ ‍‌‍‍‌‌‍ ​‍​‍​‍ ​​‍​‍‌‍‍​‌ ​‍‌‍‌‌‌‍‌‍​‍​‍​ ‍‍​‍​‍‌‍‍​‌ ‌​‌ ‌​‌ ​​​ ‍‍​‍ ​‍ ‌‍ ​‌‍ ‌‍​ ‌‍​‌‌‍ ​‌‍‍​‌‍ ‌ ​ ‌ ‌​​ ‍‍​ ​ ​ ​ ​ ​ ​ ​ ​‍ ‌‍‍‌‌‍ ‍‌ ‌​‌‍‌‌‌‍ ‍‌ ‌​​‍ ‌‍‌‌‌‍‌​‌‍‍‌‌ ‌​​‍ ‌‍ ‌‌‍ ‌‍‌​‌‍‌‌​ ‌‌ ​​‌ ​‍‌‍‌‌‌ ​ ‌‍‌‌‌‍ ‍‌ ‌​‌‍​‌‌ ‌​‌‍‍‌‌‍ ‌‍ ‍​ ‍ ‌‍‍‌‌‍‌​​ ‌​ ​​​ ​‍‌‍​ ​ ‌ ‌‍‌​​ ‌‍‌‍​ ​ ‍‌​‍ ‌​ ‌​‌‍‌‍​ ​​​ ‌‌​‍ ‌​ ‌​​ ​‌​ ‌‍​ ‌ ​‍ ‌‌‍​‍‌‍​‍​ ‌‌​ ‌‍​‍ ‌‌‍​‍​ ​‍​ ​‌‌‍‌‍‌‍​‌‌‍​ ​ ‌‍‌‍‌‍‌‍​‍​ ​‍​ ‌‍​ ​​​ ‍ ‌ ‌​‌ ‍‌‌ ​​‌‍‌‌​ ‌‌‍ ‍‌‍‌‌‌ ‌ ‌ ​ ​ ‍ ‌ ​​‌‍​‌‌ ‌​‌‍‍​​ ‌‌‍​ ‌‍ ‌‍ ‍‌ ‌​‌‍‌‌‌‍ ‍‌ ‌​​‍‌‌​ ‌‌‌​​‍‌‌ ‌‍‍ ‌‍‌‌‌ ‍‌​‍‌‌​ ​ ‌​‌​​‍‌‌​ ​ ‌​‌​​‍‌‌​ ​‍​ ​‍‌‍​ ​ ​ ​ ​ ​ ​​​ ‌‍​ ​ ​ ‍​​ ‌​​ ‌‍​ ‌‌‌‍‌‌‌‍‌​​‍‌‌​ ​‍​ ​‍​‍‌‌​ ‌‌‌​‌​​‍ ‍‌‍​ ‌‍‍​‌‍‍‌‌‍ ​‌‍‌​‌ ​‍‌‍‌‌‌‍ ‍​‍‌‌​ ‌‌‌​​‍‌‌ ‌‍‍ ‌‍‌‌‌ ‍‌​‍‌‌​ ​ ‌​‌​​‍‌‌​ ​ ‌​‌​​‍‌‌​ ​‍​ ​‍​ ‍‌​ ‌ ​ ‌‍​ ‍​‌‍‌‌​ ‌‌​ ‌‍‌‍​ ​ ‌‌​ ‌ ​ ‌ ​ ‍​​‍‌‌​ ​‍​ ​‍​‍‌‌​ ‌‌‌​‌​​‍ ‍‌ ‌​‌‍‌‌‌ ‍​‌ ‌​​ ‌‍​‍‌‍​‌‌ ​ ‌‍‌‌‌‌‌‌‌ ​‍‌‍ ​​ ‌‌‍‍​‌ ‌​‌ ‌​‌ ​​​‍‌‌​ ​ ‌​​‌​‍‌‌​ ​‍‌​‌‍​‍‌‌​ ​‍‌​‌‍‌‍ ​‌‍ ‌‍​ ‌‍​‌‌‍ ​‌‍‍​‌‍ ‌ ​ ‌ ‌​​‍‌‌​ ​ ‌​​‌​ ​ ​ ​ ​ ​ ​ ​ ​‍‌‍‌‍‍‌‌‍‌​​ ‌​ ​​​ ​‍‌‍​ ​ ‌ ‌‍‌​​ ‌‍‌‍​ ​ ‍‌​‍ ‌​ ‌​‌‍‌‍​ ​​​ ‌‌​‍ ‌​ ‌​​ ​‌​ ‌‍​ ‌ ​‍ ‌‌‍​‍‌‍​‍​ ‌‌​ ‌‍​‍ ‌‌‍​‍​ ​‍​ ​‌‌‍‌‍‌‍​‌‌‍​ ​ ‌‍‌‍‌‍‌‍​‍​ ​‍​ ‌‍​ ​​​‍‌‍‌ ‌​‌ ‍‌‌ ​​‌‍‌‌​ ‌‌‍ ‍‌‍‌‌‌ ‌ ‌ ​ ​‍‌‍‌ ​​‌‍​‌‌ ‌​‌‍‍​​ ‌‌‍​ ‌‍ ‌‍ ‍‌ ‌​‌‍‌‌‌‍ ‍‌ ‌​​‍‌‌​ ‌‌‌​​‍‌‌ ‌‍‍ ‌‍‌‌‌ ‍‌​‍‌‌​ ​ ‌​‌​​‍‌‌​ ​ ‌​‌​​‍‌‌​ ​‍​ ​‍‌‍​ ​ ​ ​ ​ ​ ​​​ ‌‍​ ​ ​ ‍​​ ‌​​ ‌‍​ ‌‌‌‍‌‌‌‍‌​​‍‌‌​ ​‍​ ​‍​‍‌‌​ ‌‌‌​‌​​‍ ‍‌‍​ ‌‍‍​‌‍‍‌‌‍ ​‌‍‌​‌ ​‍‌‍‌‌‌‍ ‍​‍‌‌​ ‌‌‌​​‍‌‌ ‌‍‍ ‌‍‌‌‌ ‍‌​‍‌‌​ ​ ‌​‌​​‍‌‌​ ​ ‌​‌​​‍‌‌​ ​‍​ ​‍​ ‍‌​ ‌ ​ ‌‍​ ‍​‌‍‌‌​ ‌‌​ ‌‍‌‍​ ​ ‌‌​ ‌ ​ ‌ ​ ‍​​‍‌‌​ ​‍​ ​‍​‍‌‌​ ‌‌‌​‌​​‍ ‍‌ ‌​‌‍‌‌‌ ‍​‌ ‌​​‍‌‍‌ ​​‌‍‌‌‌ ​‍‌ ​ ‌ ​​‌‍‌‌‌‍​ ‌ ‌​‌‍‍‌‌ ‌‍‌‍‌‌​ ‌‌ ​​‌ ‌‌‌‍​‍‌‍ ​‌‍‍‌‌ ​ ‌‍‍​‌‍‌‌‌‍‌​​‍​‍‌ ‌